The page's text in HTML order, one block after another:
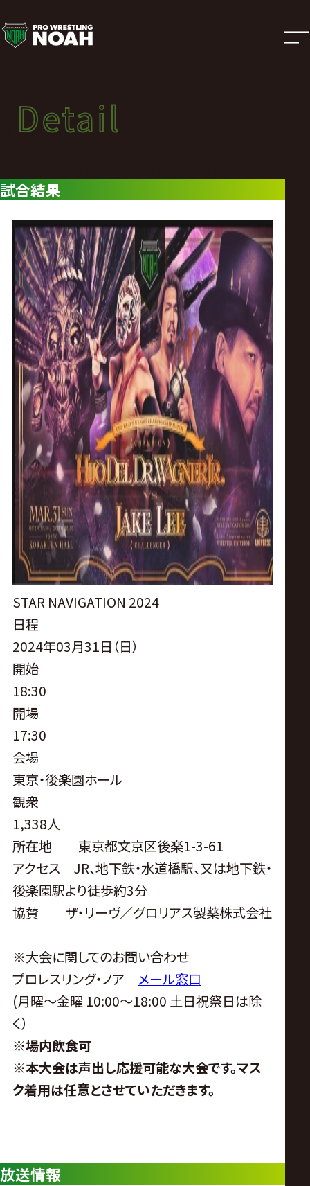
試
合
結
果
|
プ
ロ
レ
ス
リ
ン
グ・
ノ
ア
公
式
サ
イ
ト
Detail
試合結果
Detail
試合結果
STAR NAVIGATION 2024
日程
2024年03月31日（日）
開始
18:30
開場
17:30
会場
東京・後楽園ホール
観衆
1,338人
所在地 東京都文京区後楽1-3-61
アクセス JR、地下鉄・水道橋駅、又は地下鉄・
後楽園駅より徒歩約3分
協賛 ザ・リーヴ／グロリアス製薬株式会社
※大会に関してのお問い合わせ
プロレスリング・ノア メール窓口
(月曜〜金曜10:00〜18:00 土日祝祭日は除
く）
※場内飲食可
※本大会は声出し応援可能な大会です。マス
ク着用は任意とさせていただきます。
放送情報